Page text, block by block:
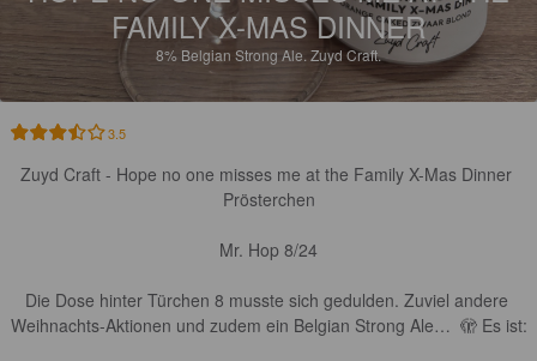
FAMILY X-MAS DINNER
8% Belgian Strong Ale. Zuyd Craft.
3.5
Zuyd Craft - Hope no one misses me at the Family X-Mas Dinner
Prösterchen
Mr. Hop 8/24
Die Dose hinter Türchen 8 musste sich gedulden. Zuviel andere
Weihnachts-Aktionen und zudem ein Belgian Strong Ale…  🫣 Es ist: